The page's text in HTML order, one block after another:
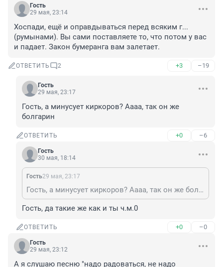
Гость
29 мая, 23:14
Хоспади, ещё и оправдываться перед всяким г...
(румынами). Вы сами поставляете то, что потом у вас
и падает. Закон бумеранга вам залетает.
ОТВЕТИТЬ 2 +3 –19
Гость
29 мая, 23:17
Гость, а минусует киркоров? Аааа, так он же
болгарин
ОТВЕТИТЬ +0 –6
Гость
30 мая, 18:14
Гость29 мая, 23:17
Гость, а минусует киркоров? Аааа, так он же болгарин
Гость, да такие же как и ты ч.м.0
ОТВЕТИТЬ +0 –0
Гость
29 мая, 23:12
А я слушаю песню "надо радоваться, не надо